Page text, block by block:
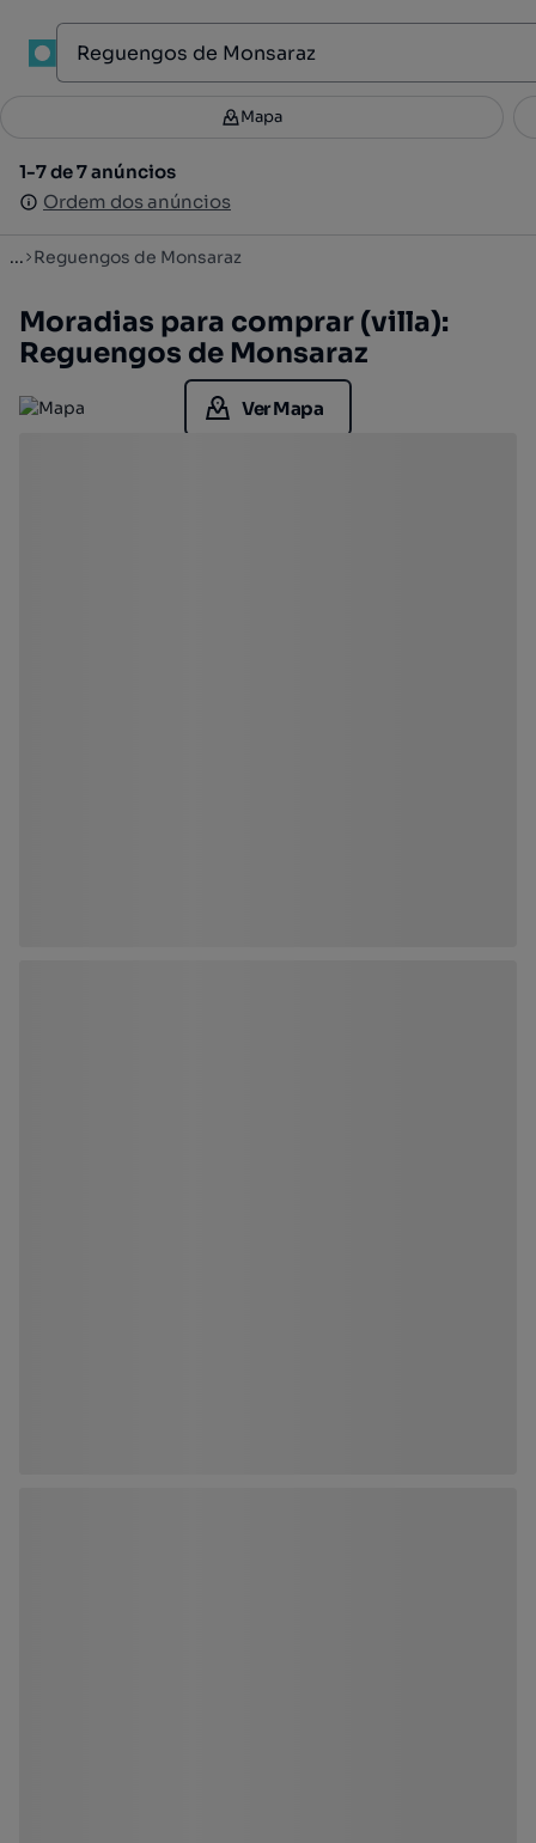
Filtros 3
1-7 de 7 anúncios
Ordem dos anúncios
Mapa
1-7 de 7 anúncios
Ordem dos anúncios
... Reguengos de Monsaraz
Moradias para comprar (villa):
Reguengos de Monsaraz
Ver Mapa